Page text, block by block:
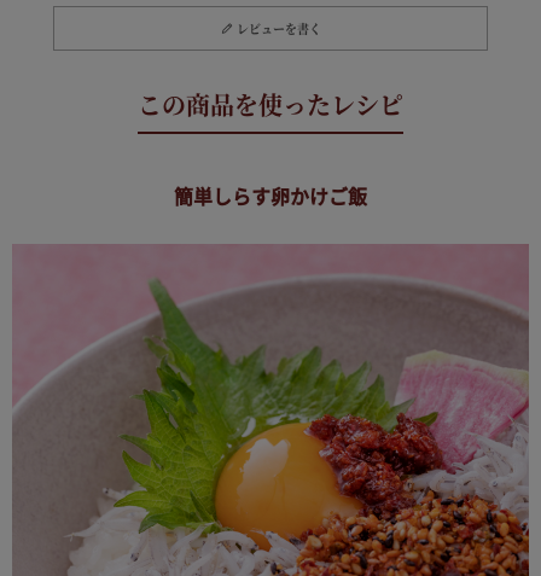
レビューを書く
簡単しらす卵かけご飯